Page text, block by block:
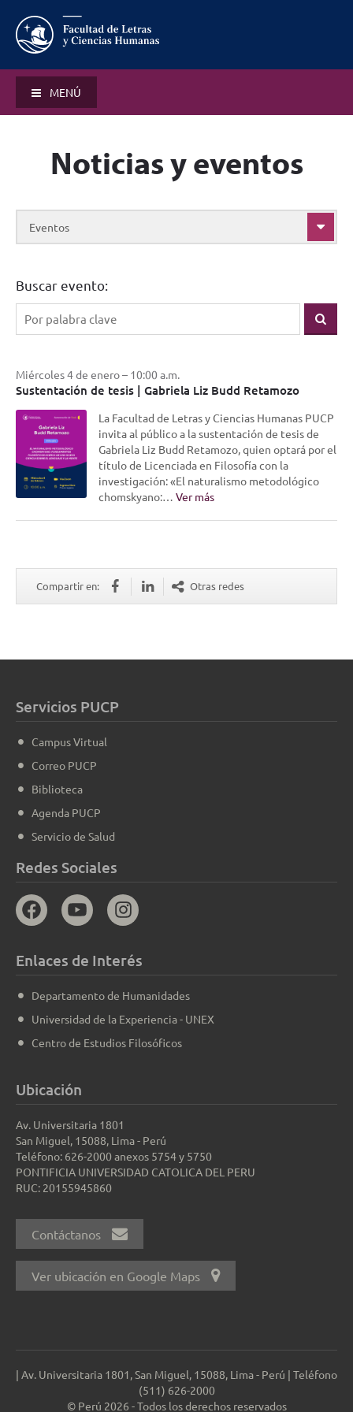
MENÚ
Noticias y eventos
Eventos
Buscar evento:
Miércoles 4 de enero – 10:00 a.m.
Sustentación de tesis | Gabriela Liz Budd Retamozo
La Facultad de Letras y Ciencias Humanas PUCP
invita al público a la sustentación de tesis de
Gabriela Liz Budd Retamozo, quien optará por el
título de Licenciada en Filosofía con la
investigación: «El naturalismo metodológico
chomskyano:… Ver más
Compartir en: Otras redes
Servicios PUCP
Campus Virtual
Correo PUCP
Biblioteca
Agenda PUCP
Servicio de Salud
Redes Sociales
Enlaces de Interés
Departamento de Humanidades
Universidad de la Experiencia - UNEX
Centro de Estudios Filosóficos
Ubicación
Av. Universitaria 1801
San Miguel, 15088, Lima - Perú
Teléfono: 626-2000 anexos 5754 y 5750
PONTIFICIA UNIVERSIDAD CATOLICA DEL PERU
RUC: 20155945860
Contáctanos
Ver ubicación en Google Maps
| Av. Universitaria 1801, San Miguel, 15088, Lima - Perú | Teléfono
(511) 626-2000
© Perú 2026 - Todos los derechos reservados